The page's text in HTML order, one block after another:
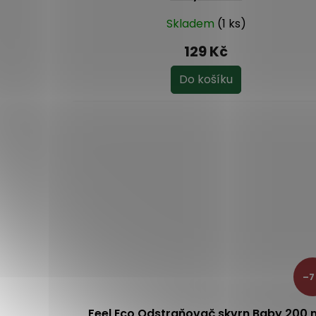
Skladem (1 ks)
129 Kč
Do košíku
–7